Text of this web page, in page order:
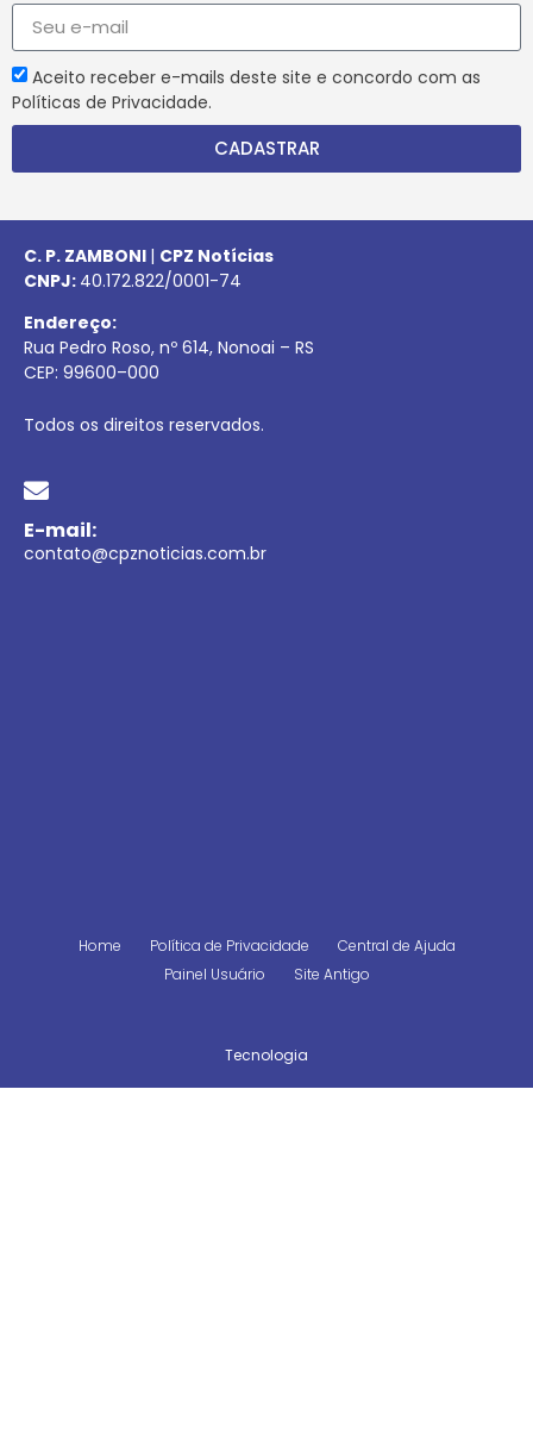
Aceito receber e-mails deste site e concordo com as
Políticas de Privacidade.
CADASTRAR
C. P. ZAMBONI | CPZ Notícias
CNPJ: 40.172.822/0001-74
Endereço:
Rua Pedro Roso, nº 614, Nonoai – RS
CEP: 99600–000
Todos os direitos reservados.
E-mail:
contato@cpznoticias.com.br
Home Política de Privacidade
Central de Ajuda
Painel Usuário
Site Antigo
Tecnologia